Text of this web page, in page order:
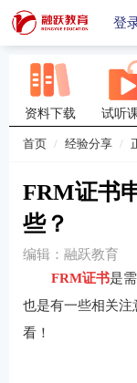
登
资料下载 试听
首页 经验分享
FRM证书
些？
编辑：融跃教育
FRM证书是
也是有一些相关
看！